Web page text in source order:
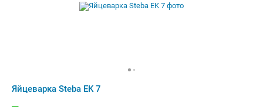
Яйцеварка Steba EK 7